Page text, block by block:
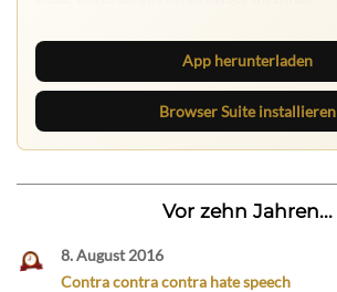
App herunterladen
Browser Suite installieren
Vor zehn Jahren...
8. August 2016
Contra contra contra hate speech